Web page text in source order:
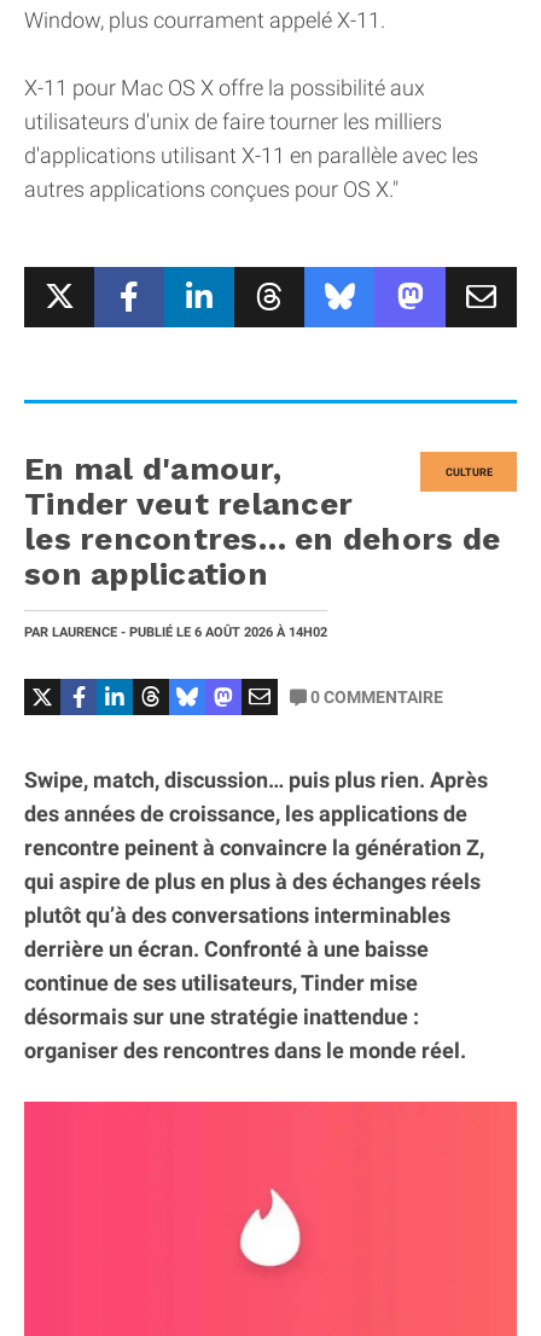
Window, plus courrament appelé X-11.
X-11 pour Mac OS X offre la possibilité aux
utilisateurs d'unix de faire tourner les milliers
d'applications utilisant X-11 en parallèle avec les
autres applications conçues pour OS X."
CULTURE
En mal d'amour,
Tinder veut relancer
les rencontres… en dehors de
son application
PAR LAURENCE - PUBLIÉ LE 6 AOÛT 2026 À 14H02
0COMMENTAIRE
Swipe, match, discussion… puis plus rien. Après
des années de croissance, les applications de
rencontre peinent à convaincre la génération Z,
qui aspire de plus en plus à des échanges réels
plutôt qu’à des conversations interminables
derrière un écran. Confronté à une baisse
continue de ses utilisateurs, Tinder mise
désormais sur une stratégie inattendue :
organiser des rencontres dans le monde réel.